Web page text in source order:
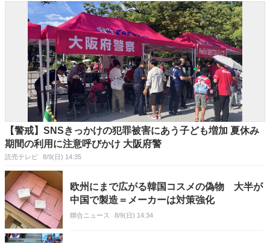
【警戒】SNSきっかけの犯罪被害にあう子ども増加 夏休み
期間の利用に注意呼びかけ 大阪府警
読売テレビ 8/9(日) 14:35
欧州にまで広がる韓国コスメの偽物 大半が
中国で製造＝メーカーは対策強化
聯合ニュース 8/9(日) 14:34